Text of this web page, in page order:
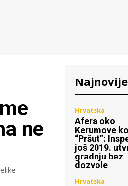
ne
Hrvatska
Afera oko
Kerumove
“Pršut”:
još 2019.
gradnju bez
dozvole
Hrvatska